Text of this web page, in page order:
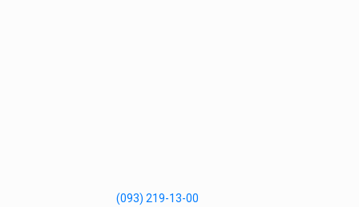
(093) 219-13-00